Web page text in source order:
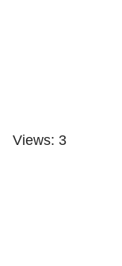
Views: 3